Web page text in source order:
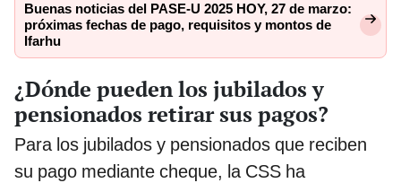
Buenas noticias del PASE-U 2025 HOY, 27 de marzo:
próximas fechas de pago, requisitos y montos de
Ifarhu
¿Dónde pueden los jubilados y
pensionados retirar sus pagos?
Para los jubilados y pensionados que reciben
su pago mediante cheque, la CSS ha